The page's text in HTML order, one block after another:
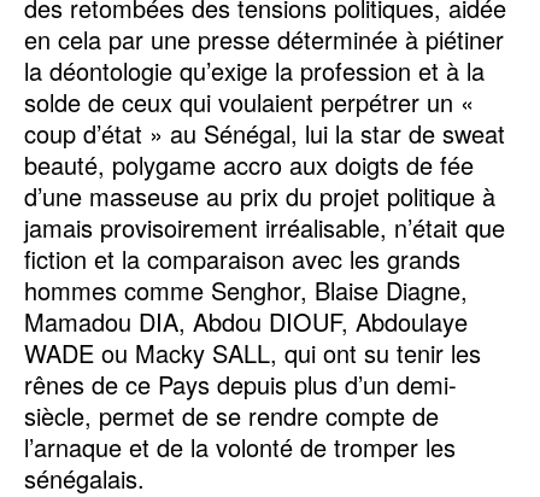
des retombées des tensions politiques, aidée
en cela par une presse déterminée à piétiner
la déontologie qu’exige la profession et à la
solde de ceux qui voulaient perpétrer un «
coup d’état » au Sénégal, lui la star de sweat
beauté, polygame accro aux doigts de fée
d’une masseuse au prix du projet politique à
jamais provisoirement irréalisable, n’était que
fiction et la comparaison avec les grands
hommes comme Senghor, Blaise Diagne,
Mamadou DIA, Abdou DIOUF, Abdoulaye
WADE ou Macky SALL, qui ont su tenir les
rênes de ce Pays depuis plus d’un demi-
siècle, permet de se rendre compte de
l’arnaque et de la volonté de tromper les
sénégalais.